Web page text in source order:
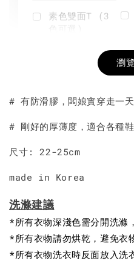
素色雙面T (3
+瀏
# 有防滑膠，闆娘實穿走一
# 剛好的厚薄度，適合各種鞋
尺寸: 22-25cm
made in Korea
洗滌建議
*所有衣物深淺色需分開洗滌
*所有衣物請勿烘乾，避免衣
*所有衣物洗衣時反面放入洗